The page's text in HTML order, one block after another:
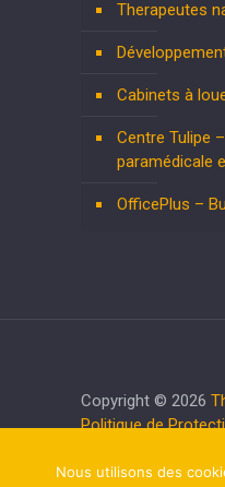
Therapeutes
Cabinets à
Centre Tulipe
paramédicale
OfficePlus –
Copyright © 2026
Politique de
RGPD - Politique
Nous utilisons des